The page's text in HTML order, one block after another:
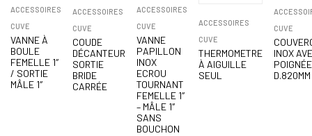
ACCESSOIRES
CUVE
VANNE À
BOULE
FEMELLE 1″
/ SORTIE
MÂLE 1″
ACCESSOIRES
CUVE
COUDE
DÉCANTEUR
SORTIE
BRIDE
CARRÉE
ACCESSOIRES
CUVE
VANNE
PAPILLON
INOX
ECROU
TOURNANT
FEMELLE 1″
– MÂLE 1″
SANS
BOUCHON
ACCESSOIRES
CUVE
THERMOMETRE
À AIGUILLE
SEUL
CUVE
INOX
D.820MM